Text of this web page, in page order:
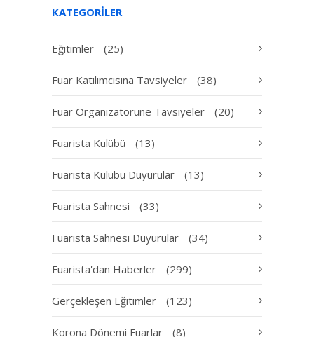
KATEGORILER
Eğitimler (25)
Fuar Katılımcısına Tavsiyeler (38)
Fuar Organizatörüne Tavsiyeler (20)
Fuarista Kulübü (13)
Fuarista Kulübü Duyurular (13)
Fuarista Sahnesi (33)
Fuarista Sahnesi Duyurular (34)
Fuarista'dan Haberler (299)
Gerçekleşen Eğitimler (123)
Korona Dönemi Fuarlar (8)